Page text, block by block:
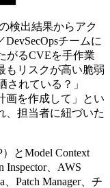
検出結果からアク
チームに
がるCVEを手作業
もリスクが高い脆弱
されている？」
画を作成して」とい
、担当者に紐づいた
とModel Context
Inspector、AWS
Patch Manager、チ